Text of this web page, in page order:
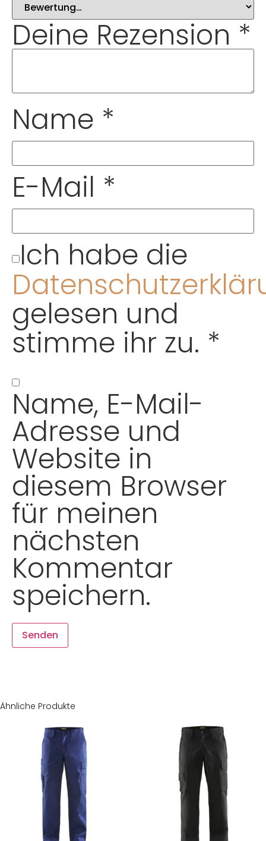
Deine Rezension *
Name *
E-Mail *
Ich habe die
gelesen und
stimme ihr zu. *
Name, E-Mail-
Adresse und
Website in
diesem Browser
für meinen
nächsten
Kommentar
speichern.
Ähnliche Produkte